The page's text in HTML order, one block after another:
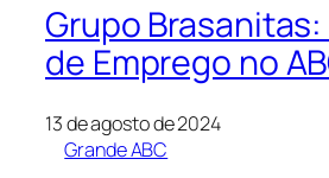
Grupo Brasanitas:
de Emprego no
13 de agosto de 2024
Grande ABC